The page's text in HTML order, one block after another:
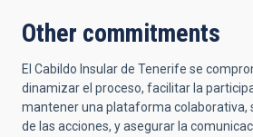
Other commitments
El Cabildo Insular de Tenerife se
dinamizar el proceso, facilitar la
mantener una plataforma colaborativa,
de las acciones, y asegurar la